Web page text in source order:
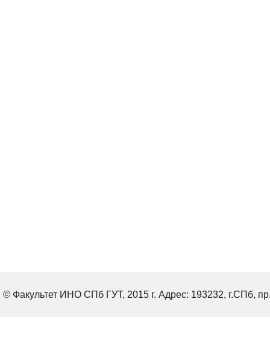
© Факультет ИНО СПб ГУТ, 2015 г. Адрес: 193232, г.СПб,